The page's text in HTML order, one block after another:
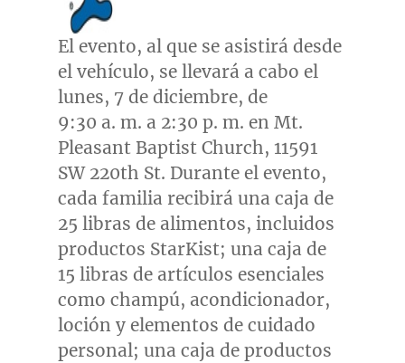
El evento, al que se asistirá desde
el vehículo, se llevará a cabo el
lunes, 7 de diciembre, de
9:30 a. m. a 2:30 p. m. en Mt.
Pleasant Baptist Church, 11591
SW 220th St. Durante el evento,
cada familia recibirá una caja de
25 libras de alimentos, incluidos
productos StarKist; una caja de
15 libras de artículos esenciales
como champú, acondicionador,
loción y elementos de cuidado
personal; una caja de productos